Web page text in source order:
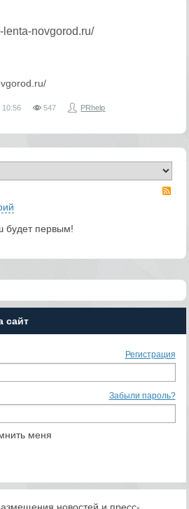
novgorod.ru/
10:56 547 PRhelp
будет первым!
сайт
Регистрация
Забыли пароль?
меня